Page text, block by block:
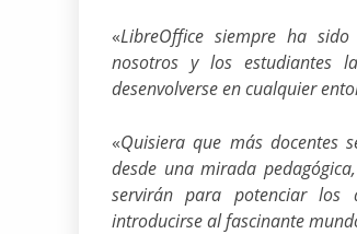
«LibreOffice siempre ha
nosotros y los estudiantes
desenvolverse en cualquier
«Quisiera que más docentes
desde una mirada
servirán para potenciar los
introducirse al fascinante